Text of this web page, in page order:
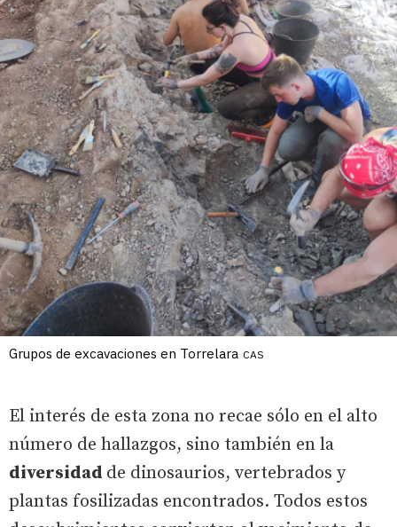
Grupos de excavaciones en Torrelara CAS
El interés de esta zona no recae sólo en el alto
número de hallazgos, sino también en la
diversidad de dinosaurios, vertebrados y
plantas fosilizadas encontrados. Todos estos